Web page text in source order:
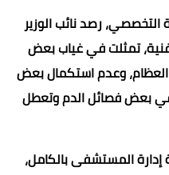
رصد نائب الوزير
تمثلت في غياب بعض
العظام، وعدم استكمال بعض
بعض فصائل الدم وتعطل
إدارة المستشفى بالكامل،